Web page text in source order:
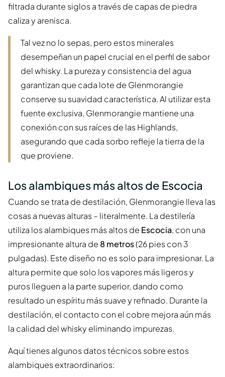
filtrada durante siglos a través de capas de piedra
caliza y arenisca.
Tal vez no lo sepas, pero estos minerales
desempeñan un papel crucial en el perfil de sabor
del whisky. La pureza y consistencia del agua
garantizan que cada lote de Glenmorangie
conserve su suavidad característica. Al utilizar esta
fuente exclusiva, Glenmorangie mantiene una
conexión con sus raíces de las Highlands,
asegurando que cada sorbo refleje la tierra de la
que proviene.
Los alambiques más altos de Escocia
Cuando se trata de destilación, Glenmorangie lleva las
cosas a nuevas alturas – literalmente. La destilería
utiliza los alambiques más altos de Escocia, con una
impresionante altura de 8 metros(26 pies con 3
pulgadas). Este diseño no es solo para impresionar. La
altura permite que solo los vapores más ligeros y
puros lleguen a la parte superior, dando como
resultado un espíritu más suave y refinado. Durante la
destilación, el contacto con el cobre mejora aún más
la calidad del whisky eliminando impurezas.
Aquí tienes algunos datos técnicos sobre estos
alambiques extraordinarios: